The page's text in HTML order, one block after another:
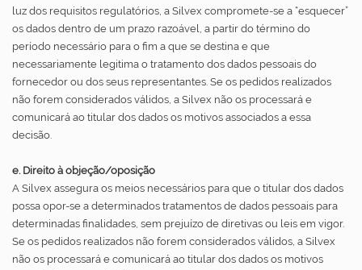
luz dos requisitos regulatórios, a Silvex compromete-se a “esquecer”
os dados dentro de um prazo razoável, a partir do término do
período necessário para o fim a que se destina e que
necessariamente legitima o tratamento dos dados pessoais do
fornecedor ou dos seus representantes. Se os pedidos realizados
não forem considerados válidos, a Silvex não os processará e
comunicará ao titular dos dados os motivos associados a essa
decisão.
e. Direito à objeção/oposição
A Silvex assegura os meios necessários para que o titular dos dados
possa opor-se a determinados tratamentos de dados pessoais para
determinadas finalidades, sem prejuízo de diretivas ou leis em vigor.
Se os pedidos realizados não forem considerados válidos, a Silvex
não os processará e comunicará ao titular dos dados os motivos